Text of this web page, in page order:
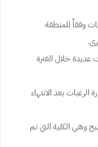
وفقاً للمنطقة
عديدة خلال الفترة
بعد الانتهاء
وهي الكلية التي تم